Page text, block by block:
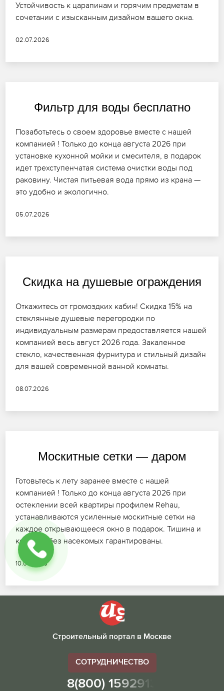
Устойчивость к царапинам и горячим предметам в
сочетании с изысканным дизайном вашего окна.
02.07.2026
Фильтр для воды бесплатно
Позаботьтесь о своем здоровье вместе с нашей
компанией ! Только до конца августа 2026 при
установке кухонной мойки и смесителя, в подарок
идет трехступенчатая система очистки воды под
раковину. Чистая питьевая вода прямо из крана —
это удобно и экологично.
05.07.2026
Скидка на душевые ограждения
Откажитесь от громоздких кабин! Скидка 15% на
стеклянные душевые перегородки по
индивидуальным размерам предоставляется нашей
компанией весь август 2026 года. Закаленное
стекло, качественная фурнитура и стильный дизайн
для вашей современной ванной комнаты.
08.07.2026
Москитные сетки — даром
Готовьтесь к лету заранее вместе с нашей
компанией ! Только до конца августа 2026 при
остеклении всей квартиры профилем Rehau,
устанавливаются усиленные москитные сетки на
каждое открывающееся окно в подарок. Тишина и
комфорт без насекомых гарантированы.
10.07.2026
Строительный портал в Москве
СОТРУДНИЧЕСТВО
8(800) 1592913